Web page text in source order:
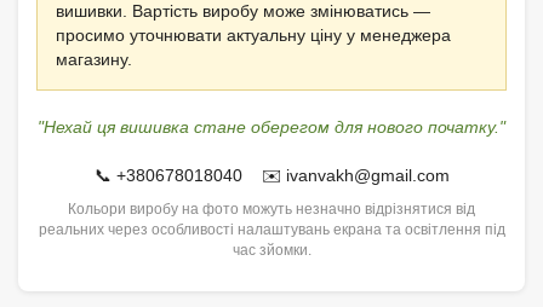
вишивки. Вартість виробу може змінюватись —
просимо уточнювати актуальну ціну у менеджера
магазину.
"Нехай ця вишивка стане оберегом для нового початку."
📞 +380678018040 ✉️ ivanvakh@gmail.com
Кольори виробу на фото можуть незначно відрізнятися від
реальних через особливості налаштувань екрана та освітлення під
час зйомки.